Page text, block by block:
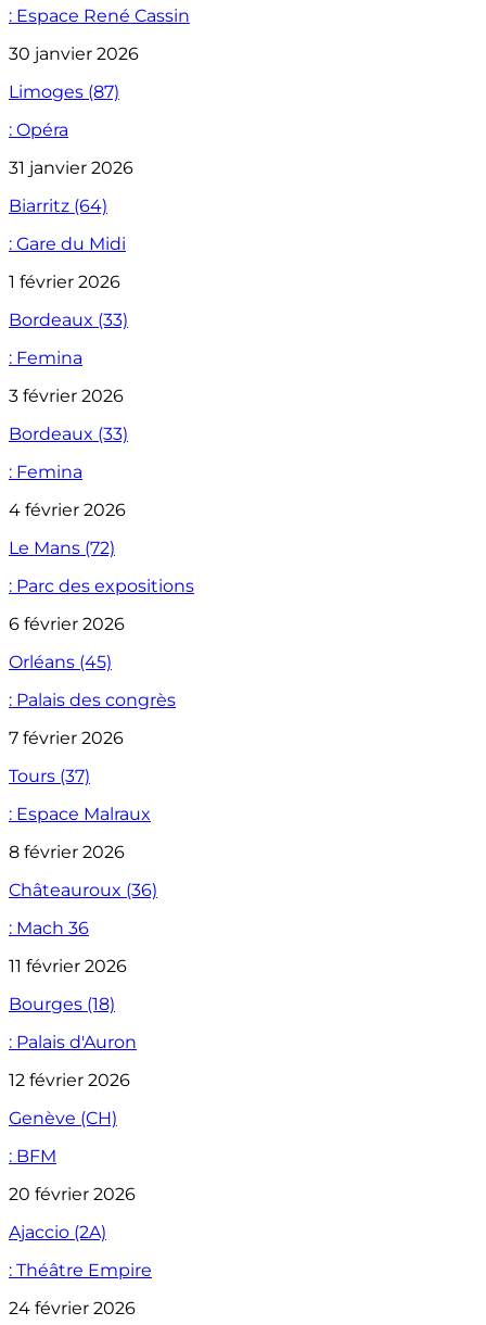
: Espace René Cassin
30 janvier 2026
Limoges (87)
: Opéra
31 janvier 2026
Biarritz (64)
: Gare du Midi
1 février 2026
Bordeaux (33)
: Femina
3 février 2026
Bordeaux (33)
: Femina
4 février 2026
Le Mans (72)
: Parc des expositions
6 février 2026
Orléans (45)
: Palais des congrès
7 février 2026
Tours (37)
: Espace Malraux
8 février 2026
Châteauroux (36)
: Mach 36
11 février 2026
Bourges (18)
: Palais d'Auron
12 février 2026
Genève (CH)
: BFM
20 février 2026
Ajaccio (2A)
: Théâtre Empire
24 février 2026